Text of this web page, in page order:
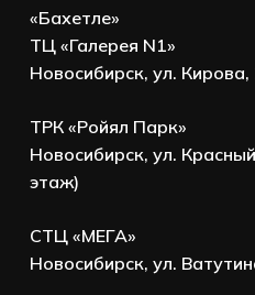
«Бахетле»
ТЦ «Галерея N1»
Новосибирск, ул.
ТРК «Ройял Парк»
Новосибирск, ул.
этаж)
СТЦ «МЕГА»
Новосибирск, ул.